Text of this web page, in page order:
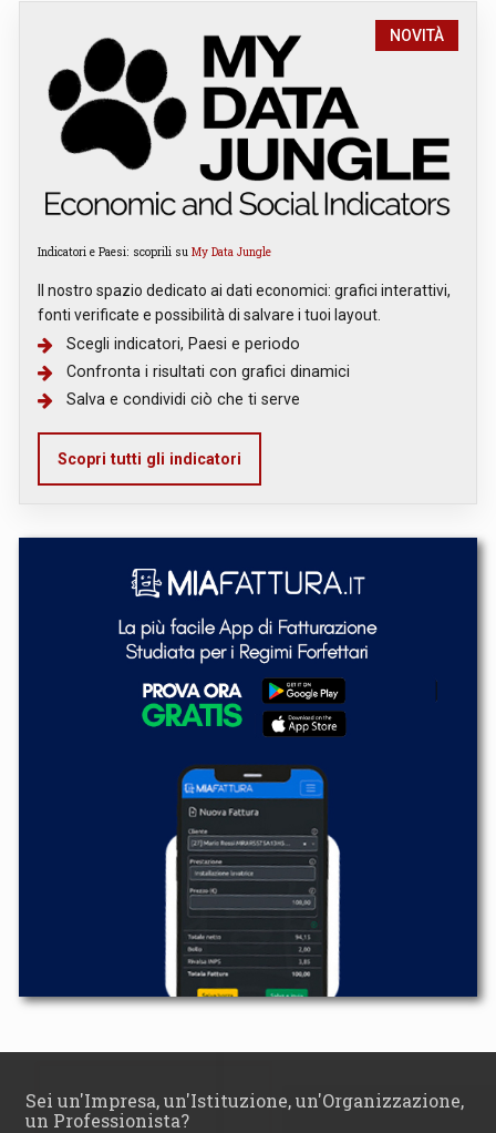
NOVITÀ
Indicatori e Paesi: scoprili su My Data Jungle
Il nostro spazio dedicato ai dati economici: grafici interattivi,
fonti verificate e possibilità di salvare i tuoi layout.
Scegli indicatori, Paesi e periodo
Confronta i risultati con grafici dinamici
Salva e condividi ciò che ti serve
Scopri tutti gli indicatori
Sei un'Impresa, un'Istituzione, un'Organizzazione,
un Professionista?